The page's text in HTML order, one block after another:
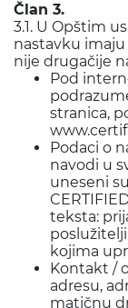
Član 3.
3.1. U Opštim
nastavku
nije drugačije
Pod
stranica,
Podaci o
navodi u
uneseni
teksta:
kojima
Kontakt /
adresu,
matičnu